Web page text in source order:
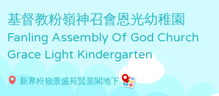
基督教粉嶺神召會恩光幼稚園
Fanling Assembly Of God Church
Grace Light Kindergarten
新界粉嶺景盛苑賢景閣地下